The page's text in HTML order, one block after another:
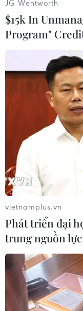
#Nhật Bản
#Động đất
#Cơ
#Dỡ bỏ cảnh báo
Theo dõi
JG Wentworth
$15k In
Program"
vietnamplus.vn
Phát triển đại
trung nguồn